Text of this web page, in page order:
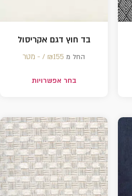
בד חוץ דגם אקריסול
החל מ ₪155 /‏‏‎ ‎- מטר
בחר אפשרויות